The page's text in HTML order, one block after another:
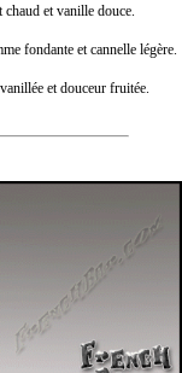
et vanille douce.
fondante et cannelle légère.
et douceur fruitée.